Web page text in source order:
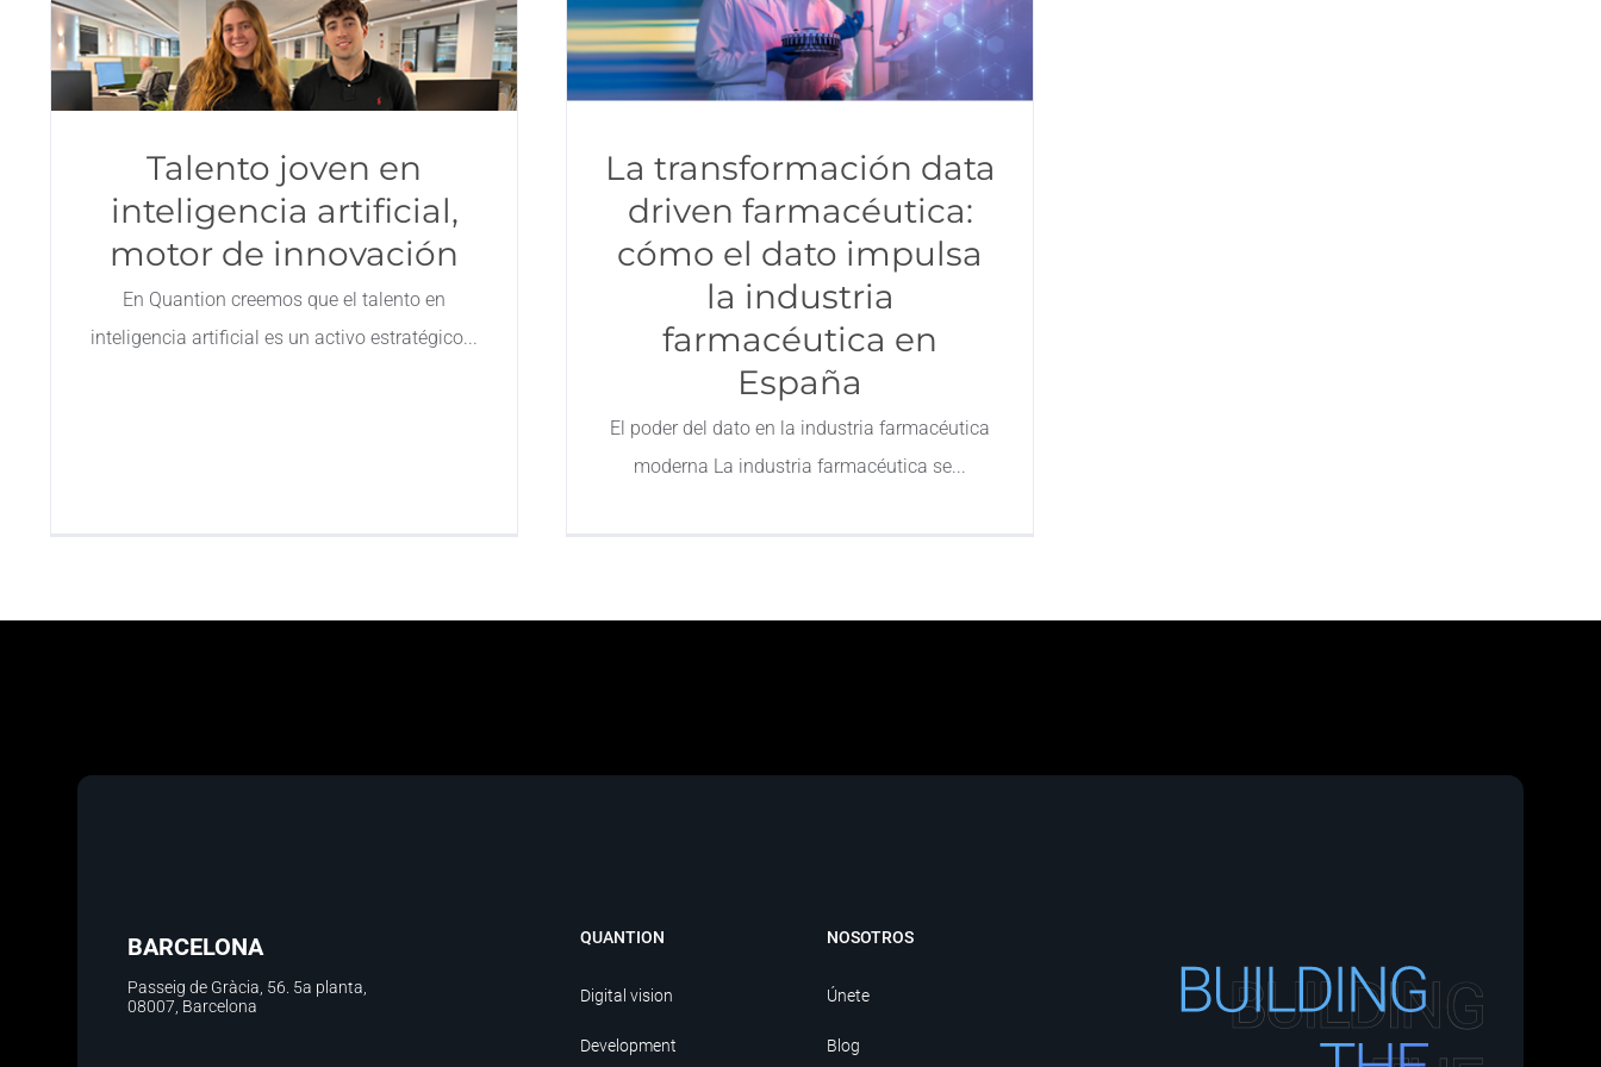
Talento joven en
inteligencia artificial,
motor de innovación
En Quantion creemos que el talento en
inteligencia artificial es un activo estratégico
La transformación data
driven farmacéutica:
cómo el dato impulsa
la industria
farmacéutica en
España
El poder del dato en la industria farmacéutica
moderna La industria farmacéutica se
BARCELONA
Passeig de Gràcia, 56. 5a planta
08007, Barcelona
QUANTION
Digital vision
Development
NOSOTROS
Únete
Blog